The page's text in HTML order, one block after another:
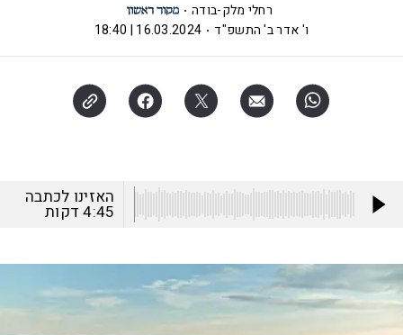
רחלי מלק-בודה
ו' אדר ב' התשפ"ד
16.03.2024 | 18:40
האזינו לכתבה
4:45דקות